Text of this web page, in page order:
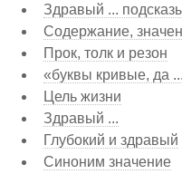
Здравый ...
Содержание,
Прок, толк и резон
«буквы кривые, да
Цель жизни
Здравый ...
Глубокий и здравый
Синоним значение